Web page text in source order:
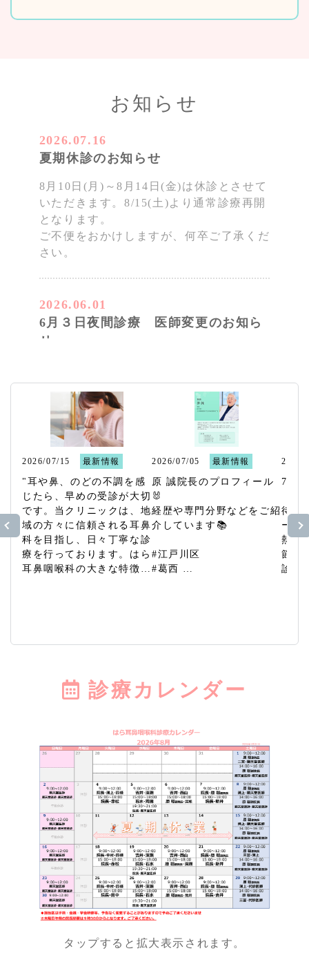
お知らせ
2026.07.16
夏期休診のお知らせ
8月10日(月)～8月14日(金)は休診とさせて
いただきます。8/15(土)より通常診療再開
となります。
ご不便をおかけしますが、何卒ご了承くだ
さい。
2026.06.01
6月３日夜間診療 医師変更のお知ら
せ
診対応となります。
ご不便をおかけいたしますが、何卒ご理
解・ご協力のほどよろしくお願い申し上げ
2026.06.01
当院の診療体制等に関するご案内
当クリニックでは、診療報酬に係る医療加
算について、厚生局へ適切に届出を行い、
2026.05.01
ＧＷ休診のお知らせ
平素より当院をご利用いただき、誠にあり
がとうございます。
ゴールデンウィーク期間中は、下記の通り
休診とさせていただきます。
【休診期間】
５月３日（日）～５月６日（水）
なお、休診前後は混雑が予想されますの
で、お時間に余裕をもってご来院くださ
い。
ご不便をおかけいたしますが、何卒よろし
インスタグラム
2026/07/15 最新情報
"耳や鼻、のどの不調を感
じたら、早めの受診が大切
です。当クリニックは、地
域の方々に信頼される耳鼻
科を目指し、日々丁寧な診
療を行っております。はら
耳鼻咽喉科の大きな特徴
めとする地域の基幹病院と
密接な連携体制を構築して
検査が必要な場合にもスム
ーズに対応可能です。
WEB予約や専用ダイヤル
を活用して、ご都合に合わ
せてご来院ください。"
2026/07/05 最新情報
原 誠院長のプロフィール
🐰
経歴や専門分野などをご紹
介しています📚
#江戸川区
#葛西
2026/
7月
待合
ーを
熱中
節で
診察
#耳
診療カレンダー
タップすると拡大表示されます。